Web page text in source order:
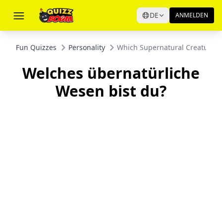
DE ANMELDEN
Fun Quizzes Personality Which Supernatural Creature
Welches übernatürliche
Wesen bist du?